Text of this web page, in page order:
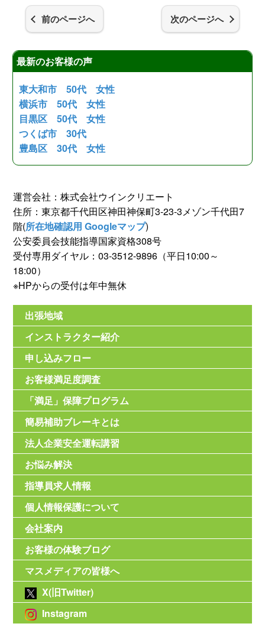
前のページへ 次のページへ
最新のお客様の声
東大和市 50代 女性
横浜市 50代 女性
目黒区 50代 女性
つくば市 30代
豊島区 30代 女性
運営会社：株式会社ウインクリエート
住所：東京都千代田区神田神保町3-23-3メゾン千代田7
階(所在地確認用 Googleマップ)
公安委員会技能指導国家資格308号
受付専用ダイヤル：03-3512-9896（平日10:00～
18:00）
※HPからの受付は年中無休
出張地域
インストラクター紹介
申し込みフロー
お客様満足度調査
「満足」保障プログラム
簡易補助ブレーキとは
法人企業安全運転講習
お悩み解決
指導員求人情報
個人情報保護について
会社案内
お客様の体験ブログ
マスメディアの皆様へ
X(旧Twitter)
Instagram